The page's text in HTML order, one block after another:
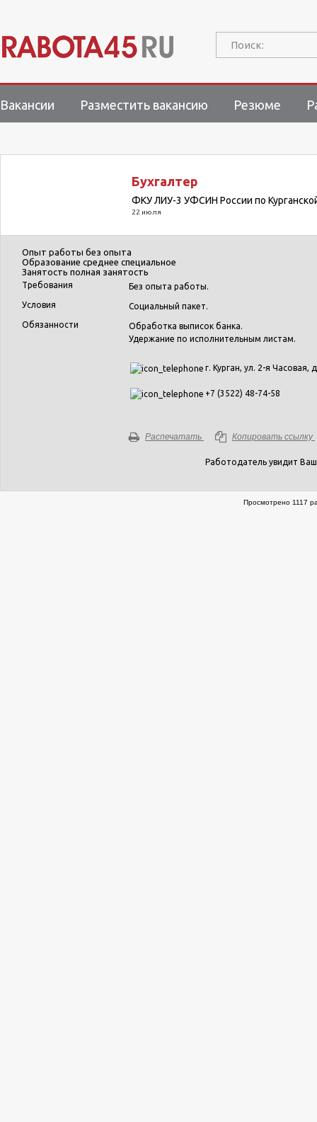
Поиск:
Вакансии Разместить вакансию Резюме
Бухгалтер
ФКУ ЛИУ-3 УФСИН России по
22 июля
Опыт работы без опыта
Образование среднее специальное
Занятость полная занятость
Требования
Без опыта работы.
Условия
Социальный пакет.
Обязанности
Обработка выписок банка.
Удержание по исполнительным листам.
г. Курган, ул. 2-я Часовая,
+7 (3522) 48-74-58
Распечатать Копировать ссылку
Работодатель увидит
Просмотрено 1117